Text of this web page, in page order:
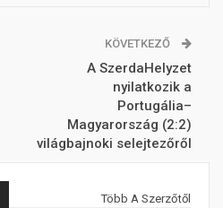
KÖVETKEZŐ
A SzerdaHelyzet
nyilatkozik a
Portugália–
Magyarország (2:2)
világbajnoki selejtezőről
Több A Szerzőtől